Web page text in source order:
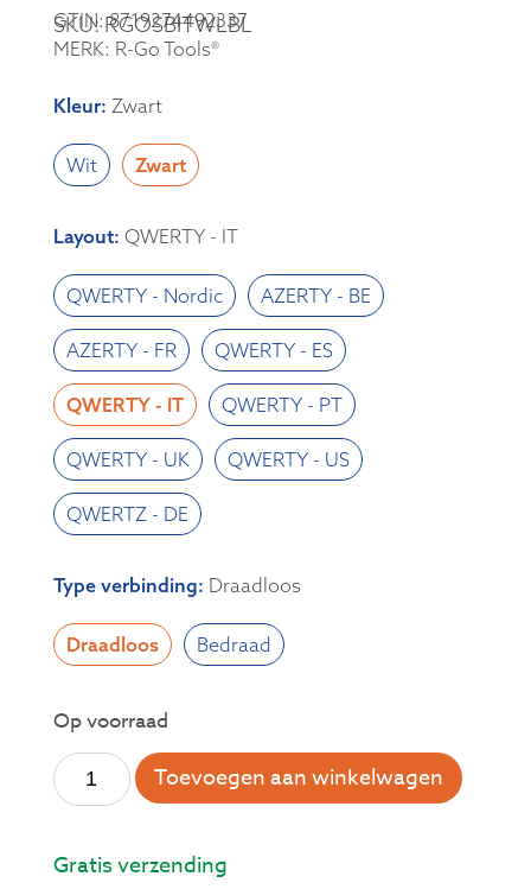
SKU: RGOSBITWLBL
GTIN: 8719274492337
MERK: R-Go Tools®
Kleur: Zwart
Wit Zwart
Layout: QWERTY - IT
QWERTY - Nordic AZERTY - BE
AZERTY - FR QWERTY - ES
QWERTY - IT QWERTY - PT
QWERTY - UK QWERTY - US
QWERTZ - DE
Type verbinding: Draadloos
Draadloos Bedraad
Op voorraad
Toevoegen aan winkelwagen
Gratis verzending